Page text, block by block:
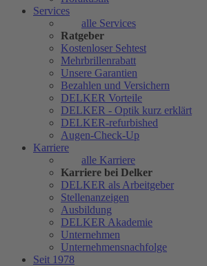
Services
alle Services
Ratgeber
Kostenloser Sehtest
Mehrbrillenrabatt
Unsere Garantien
Bezahlen und Versichern
DELKER Vorteile
DELKER - Optik kurz erklärt
DELKER-refurbished
Augen-Check-Up
Karriere
alle Karriere
Karriere bei Delker
DELKER als Arbeitgeber
Stellenanzeigen
Ausbildung
DELKER Akademie
Unternehmen
Unternehmensnachfolge
Seit 1978